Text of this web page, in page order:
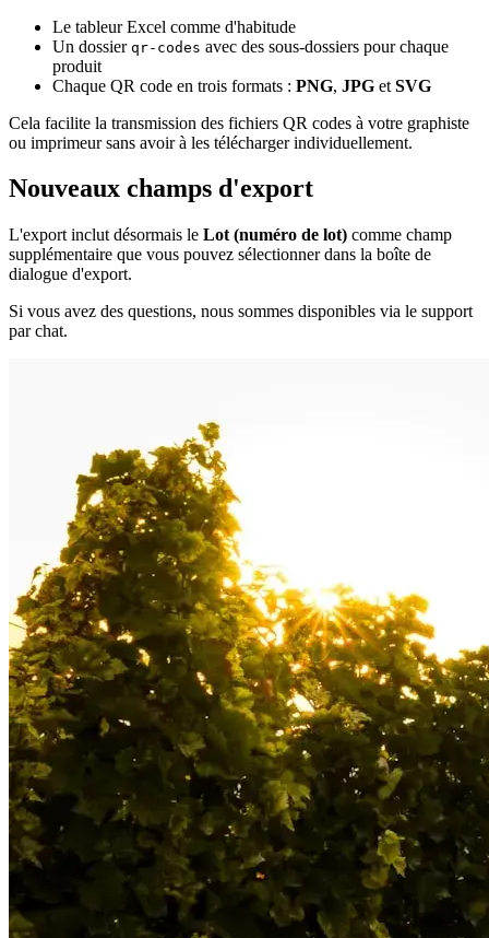
Le tableur Excel comme d'habitude
Un dossier qr-codes avec des sous-dossiers pour chaque
produit
Chaque QR code en trois formats : PNG, JPG et SVG
Cela facilite la transmission des fichiers QR codes à votre graphiste
ou imprimeur sans avoir à les télécharger individuellement.
Nouveaux champs d'export
L'export inclut désormais le Lot (numéro de lot) comme champ
supplémentaire que vous pouvez sélectionner dans la boîte de
dialogue d'export.
Si vous avez des questions, nous sommes disponibles via le support
par chat.